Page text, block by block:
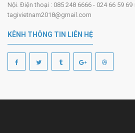
Nội. Điện thoại : 085 248 6666 - 024 66 59 69
tagivietnam2018@gmail.com
KÊNH THÔNG TIN LIÊN HỆ